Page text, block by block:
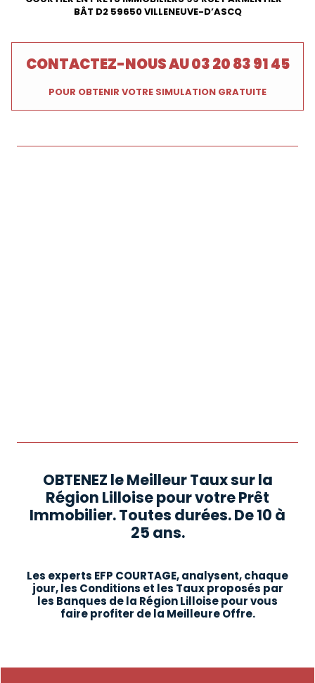
BÂT D2 59650 VILLENEUVE-D’ASCQ
CONTACTEZ-NOUS AU03 20 83 91 45
POUR OBTENIR VOTRE SIMULATION GRATUITE
OBTENEZ le Meilleur Taux sur la
Région Lilloise pour votre Prêt
Immobilier. Toutes durées. De 10 à
25 ans.
Les experts EFP COURTAGE, analysent, chaque
jour, les Conditions et les Taux proposés par
les Banques de la Région Lilloise pour vous
faire profiter de la Meilleure Offre.